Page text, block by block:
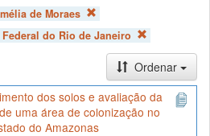
de Moraes
do Rio de Janeiro
Ordenar
dos solos e avaliação da
uma área de colonização no
do Amazonas